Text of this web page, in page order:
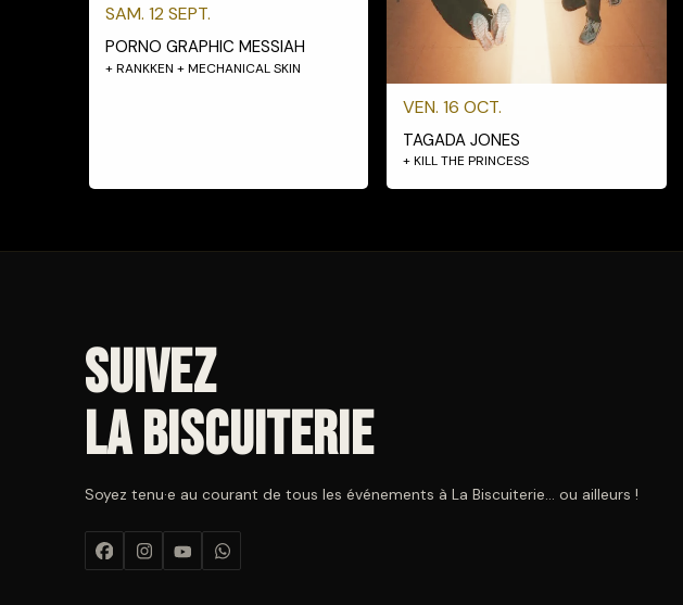
SAM. 12 SEPT.
PORNO GRAPHIC MESSIAH
+ RANKKEN + MECHANICAL SKIN
VEN. 16 OCT.
TAGADA JONES
+ KILL THE PRINCESS
Suivez
La Biscuiterie
Soyez tenu·e au courant de tous les événements à La Biscuiterie… ou ailleurs !